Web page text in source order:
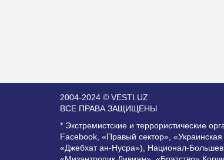
2004-2024 © VESTI.UZ
ВСЕ ПРАВА ЗАЩИЩЕНЫ
* Экстремистские и террористические
Facebook, «Правый сектор»,
«Джебхат ан-Нусра»), Национал-